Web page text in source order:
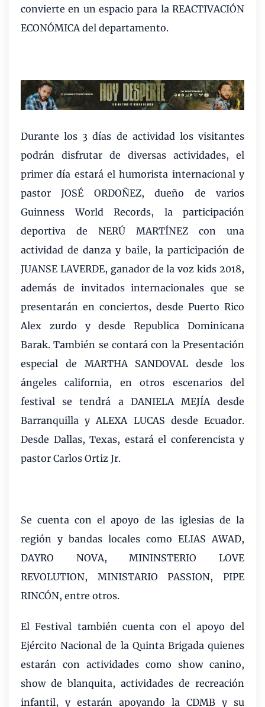
convierte en un espacio para la REACTIVACIÓN
ECONÓMICA del departamento.
Durante los 3 días de actividad los visitantes
podrán disfrutar de diversas actividades, el
primer día estará el humorista internacional y
pastor JOSÉ ORDOÑEZ, dueño de varios
Guinness World Records, la participación
deportiva de NERÚ MARTÍNEZ con una
actividad de danza y baile, la participación de
JUANSE LAVERDE, ganador de la voz kids 2018,
además de invitados internacionales que se
presentarán en conciertos, desde Puerto Rico
Alex zurdo y desde Republica Dominicana
Barak. También se contará con la Presentación
especial de MARTHA SANDOVAL desde los
ángeles california, en otros escenarios del
festival se tendrá a DANIELA MEJÍA desde
Barranquilla y ALEXA LUCAS desde Ecuador.
Desde Dallas, Texas, estará el conferencista y
pastor Carlos Ortiz Jr.
Se cuenta con el apoyo de las iglesias de la
región y bandas locales como ELIAS AWAD,
DAYRO NOVA, MININSTERIO LOVE
REVOLUTION, MINISTARIO PASSION, PIPE
RINCÓN, entre otros.
El Festival también cuenta con el apoyo del
Ejército Nacional de la Quinta Brigada quienes
estarán con actividades como show canino,
show de blanquita, actividades de recreación
infantil, y estarán apoyando la CDMB y su